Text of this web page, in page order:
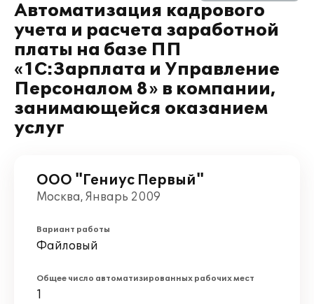
Автоматизация кадрового
учета и расчета заработной
платы на базе ПП
«1С:Зарплата и Управление
Персоналом 8» в компании,
занимающейся оказанием
услуг
ООО "Гениус Первый"
Москва, Январь 2009
Вариант работы
Файловый
Общее число автоматизированных рабочих мест
1